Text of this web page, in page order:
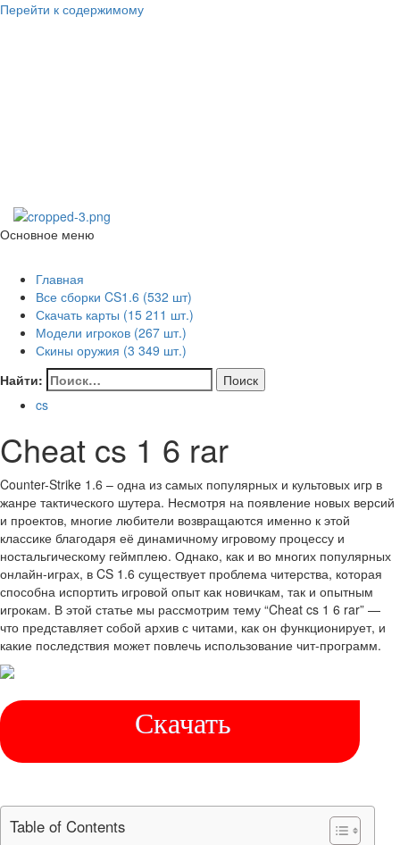
Перейти к содержимому
Основное меню
Главная
Все сборки CS1.6 (532 шт)
Скачать карты (15 211 шт.)
Модели игроков (267 шт.)
Скины оружия (3 349 шт.)
Найти:
cs
Cheat cs 1 6 rar
Counter-Strike 1.6 – одна из самых популярных и культовых игр в
жанре тактического шутера. Несмотря на появление новых версий
и проектов, многие любители возвращаются именно к этой
классике благодаря её динамичному игровому процессу и
ностальгическому геймплею. Однако, как и во многих популярных
онлайн-играх, в CS 1.6 существует проблема читерства, которая
способна испортить игровой опыт как новичкам, так и опытным
игрокам. В этой статье мы рассмотрим тему “Cheat cs 1 6 rar” —
что представляет собой архив с читами, как он функционирует, и
какие последствия может повлечь использование чит-программ.
Скачать
Table of Contents